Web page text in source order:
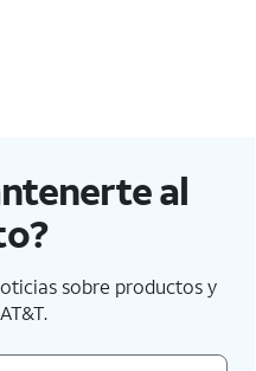
al
sobre productos y